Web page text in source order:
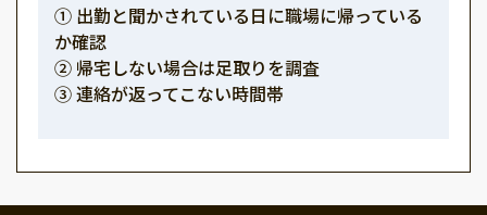
① 出勤と聞かされている日に職場に帰っている
か確認
② 帰宅しない場合は足取りを調査
③ 連絡が返ってこない時間帯